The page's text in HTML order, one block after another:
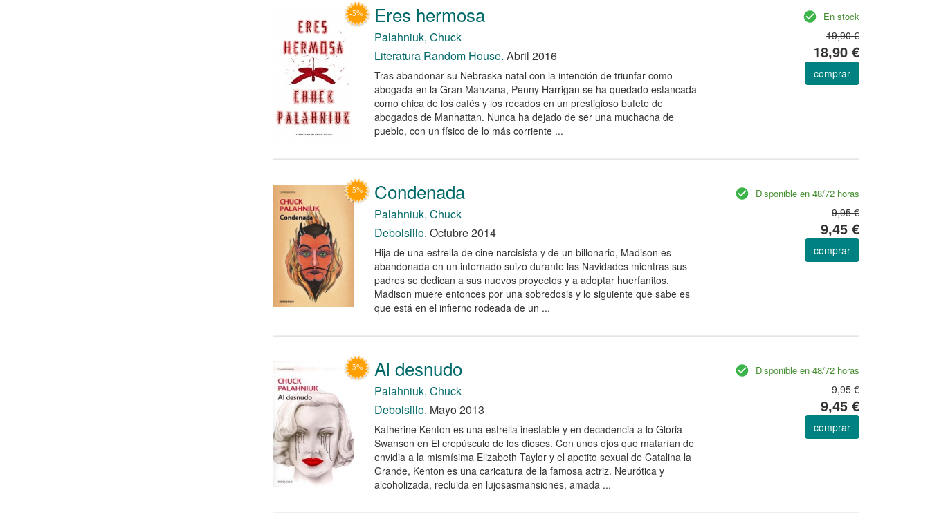
Eres hermosa
Palahniuk, Chuck
Literatura Random House. Abril 2016
Tras abandonar su Nebraska natal con la intención de triunfar como
abogada en la Gran Manzana, Penny Harrigan se ha quedado estancada
como chica de los cafés y los recados en un prestigioso bufete de
abogados de Manhattan. Nunca ha dejado de ser una muchacha de
pueblo, con un físico de lo más corriente ...
En stock
19,90 €
18,90 €
comprar
Condenada
Palahniuk, Chuck
Debolsillo. Octubre 2014
Hija de una estrella de cine narcisista y de un billonario, Madison es
abandonada en un internado suizo durante las Navidades mientras sus
padres se dedican a sus nuevos proyectos y a adoptar huerfanitos.
Madison muere entonces por una sobredosis y lo siguiente que sabe es
que está en el infierno rodeada de un ...
Disponible en 48/72 horas
9,95 €
9,45 €
comprar
Al desnudo
Palahniuk, Chuck
Debolsillo. Mayo 2013
Katherine Kenton es una estrella inestable y en decadencia a lo Gloria
Swanson en El crepúsculo de los dioses. Con unos ojos que matarían de
envidia a la mismísima Elizabeth Taylor y el apetito sexual de Catalina la
Grande, Kenton es una caricatura de la famosa actriz. Neurótica y
alcoholizada, recluida en lujosasmansiones, amada ...
Disponible en 48/72 horas
9,95 €
9,45 €
comprar